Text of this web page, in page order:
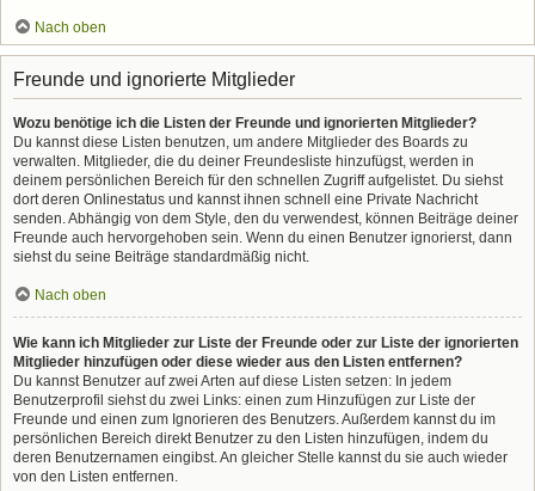
Nach oben
Freunde und ignorierte Mitglieder
Wozu benötige ich die Listen der Freunde und ignorierten Mitglieder?
Du kannst diese Listen benutzen, um andere Mitglieder des Boards zu
verwalten. Mitglieder, die du deiner Freundesliste hinzufügst, werden in
deinem persönlichen Bereich für den schnellen Zugriff aufgelistet. Du siehst
dort deren Onlinestatus und kannst ihnen schnell eine Private Nachricht
senden. Abhängig von dem Style, den du verwendest, können Beiträge deiner
Freunde auch hervorgehoben sein. Wenn du einen Benutzer ignorierst, dann
siehst du seine Beiträge standardmäßig nicht.
Nach oben
Wie kann ich Mitglieder zur Liste der Freunde oder zur Liste der ignorierten
Mitglieder hinzufügen oder diese wieder aus den Listen entfernen?
Du kannst Benutzer auf zwei Arten auf diese Listen setzen: In jedem
Benutzerprofil siehst du zwei Links: einen zum Hinzufügen zur Liste der
Freunde und einen zum Ignorieren des Benutzers. Außerdem kannst du im
persönlichen Bereich direkt Benutzer zu den Listen hinzufügen, indem du
deren Benutzernamen eingibst. An gleicher Stelle kannst du sie auch wieder
von den Listen entfernen.